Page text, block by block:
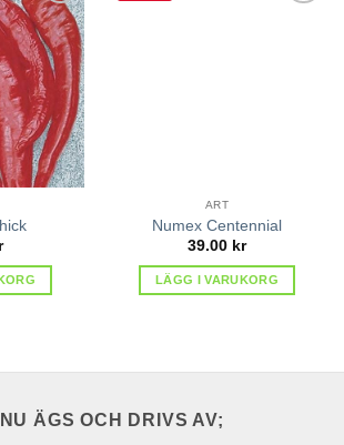
lägg till
i
favoriter
ART
Numex Centennial
39.00 kr
LÄGG I VARUKORG
ÄGS OCH DRIVS AV;